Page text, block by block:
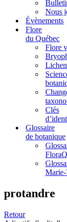
Nous
Évènements
Flore
du Québec
Flore
Clés
Glossaire
de botanique
protandre
Retour